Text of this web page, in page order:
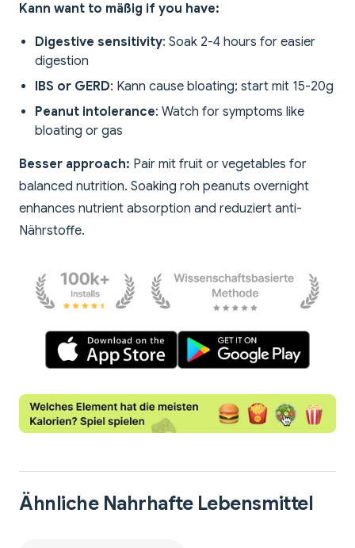
Kann want to mäßig if you have:
Digestive sensitivity: Soak 2-4 hours for easier
digestion
IBS or GERD: Kann cause bloating; start mit 15-20g
Peanut intolerance: Watch for symptoms like
bloating or gas
Besser approach: Pair mit fruit or vegetables for
balanced nutrition. Soaking roh peanuts overnight
enhances nutrient absorption and reduziert anti-
Nährstoffe.
Ähnliche Nahrhafte Lebensmittel